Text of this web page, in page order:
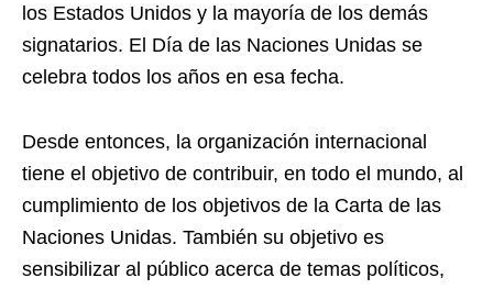
los Estados Unidos y la mayoría de los demás
signatarios. El Día de las Naciones Unidas se
celebra todos los años en esa fecha.
Desde entonces, la organización internacional
tiene el objetivo de contribuir, en todo el mundo, al
cumplimiento de los objetivos de la Carta de las
Naciones Unidas. También su objetivo es
sensibilizar al público acerca de temas políticos,